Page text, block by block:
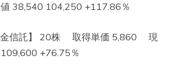
38,540 104,250 +117.86％
金信託】 20株 取得単価 5,860 現
+76.75％